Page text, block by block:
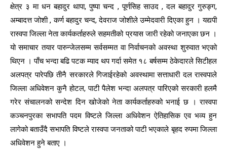
क्षेत्र ३ मा धन बहादुर थापा, पुष्पा चन्द , पूर्णसिह साउद , दल बहादुर गुरुङ्ग,
अम्बादत्त जोशी , कर्ण बहादुर चन्द, देवराज जोशीले उम्मेदवारी दिएका हुन । यद्यपी
रास्वपा जिल्ला नेता कार्यकर्ताहरुले सहमतीको प्रयास जारी रहेको जनाएका छन ।
यो समाचार तयार पारुन्जेलसम्म सर्वसम्मत वा निर्वाचनको अवस्था शुरुवात भएको
थिएन । पाँच भन्दा बढि पटक म्याद थप गर्दा समेत १८ बर्षसम्म ठेकेदारले सिटीहल
अलपत्र पारेपछि तीनै सरकारले गिजाईरहेको अवस्थामा सत्ताधारी दल रास्वपाले
जिल्ला अधिवेशन कुनै होटल, पाटी पैलेश भन्दा अलपत्र पारिएको सरकारी हलमै
गरेर संचालनको सन्देश दिन खोजेको नेता कार्यकर्ताहरुको भनाई छ । रास्वपा
कञ्चनपुरका सभापति पदम विष्टले जिल्ला अधिवेशन ऐतिहासिक एव भव्य हुन
लागेको बताउँदै सभापति विष्टले रास्वपा जनताको पाटी भएकाले बृहद रुपमा जिल्ला
अधिवेशन हुने बताए ।